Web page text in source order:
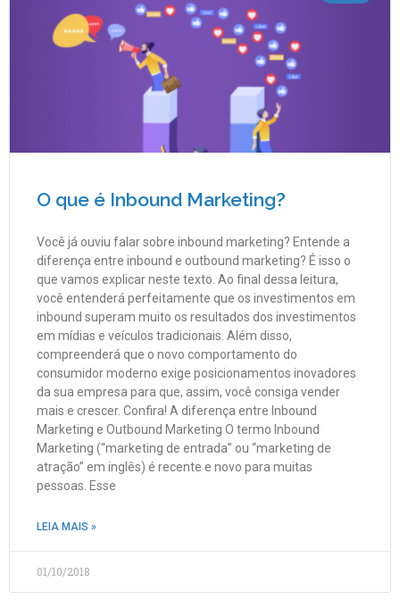
O que é Inbound Marketing?
Você já ouviu falar sobre inbound marketing? Entende a
diferença entre inbound e outbound marketing? É isso o
que vamos explicar neste texto. Ao final dessa leitura,
você entenderá perfeitamente que os investimentos em
inbound superam muito os resultados dos investimentos
em mídias e veículos tradicionais. Além disso,
compreenderá que o novo comportamento do
consumidor moderno exige posicionamentos inovadores
da sua empresa para que, assim, você consiga vender
mais e crescer. Confira! A diferença entre Inbound
Marketing e Outbound Marketing O termo Inbound
Marketing (“marketing de entrada” ou “marketing de
atração” em inglês) é recente e novo para muitas
pessoas. Esse
LEIA MAIS »
01/10/2018